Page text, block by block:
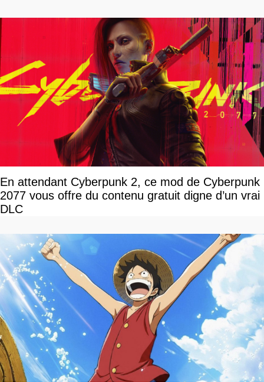
En attendant Cyberpunk 2, ce mod de Cyberpunk
2077 vous offre du contenu gratuit digne d’un vrai
DLC